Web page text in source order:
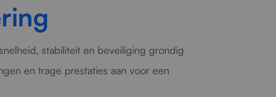
stabiliteit en beveiliging grondig
en trage prestaties aan voor een